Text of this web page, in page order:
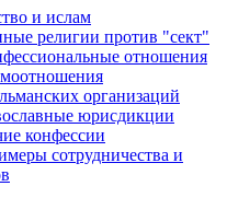
и ислам
религии против "сект"
отношения
организаций
юрисдикции
конфессии
сотрудничества и